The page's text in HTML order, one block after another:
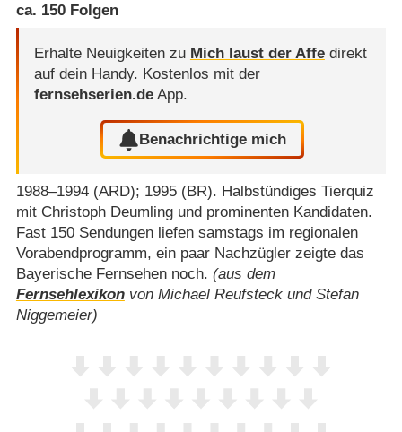
ca. 150 Folgen
Erhalte Neuigkeiten zu Mich laust der Affedirekt
auf dein Handy. Kostenlos mit der
fernsehserien.deApp.
Benachrichtige mich
1988⁠–⁠1994 (ARD); 1995 (BR). Halbstündiges Tierquiz
mit Christoph Deumling und prominenten Kandidaten.
Fast 150 Sendungen liefen samstags im regionalen
Vorabendprogramm, ein paar Nachzügler zeigte das
Bayerische Fernsehen noch. (aus dem
Fernsehlexikonvon Michael Reufsteck und Stefan
Niggemeier)